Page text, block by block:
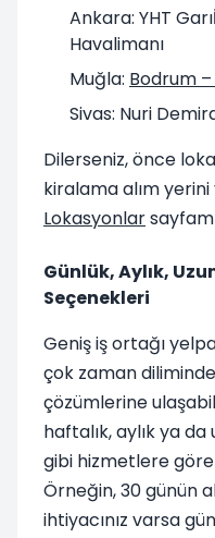
Ankara: YHT
Havalimanı
Muğla: Bodrum –
Sivas: Nuri
Dilerseniz, önce
kiralama alım
Lokasyonlar
Günlük, Aylık,
Seçenekleri
Geniş iş ortağı
çok zaman
çözümlerine
haftalık, aylık ya
gibi hizmetlere
Örneğin, 30 günün
ihtiyacınız varsa